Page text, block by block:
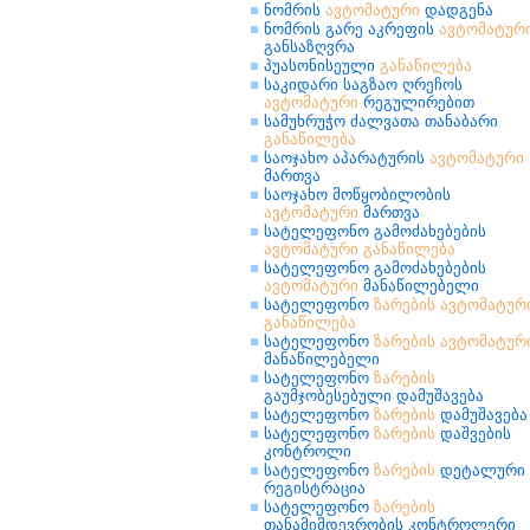
ნომრის ავტომატური დადგენა
ნომრის გარე აკრეფის
განსაზღვრა
პუასონისეული განაწილება
საკიდარი საგზაო ღრეჩოს
ავტომატური რეგულირებით
სამუხრუჭო ძალვათა თანაბარი
განაწილება
საოჯახო აპარატურის ავტომატური
მართვა
საოჯახო მოწყობილობის
ავტომატური მართვა
სატელეფონო გამოძახებების
ავტომატური განაწილება
სატელეფონო გამოძახებების
ავტომატური მანაწილებელი
სატელეფონო ზარების
განაწილება
სატელეფონო ზარების
მანაწილებელი
სატელეფონო ზარების
გაუმჯობესებული დამუშავება
სატელეფონო ზარების დამუშავება
სატელეფონო ზარების დაშვების
კონტროლი
სატელეფონო ზარების დეტალური
რეგისტრაცია
სატელეფონო ზარების
თანამიმდევრობის კონტროლერი